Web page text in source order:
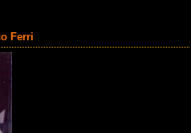
Ferri